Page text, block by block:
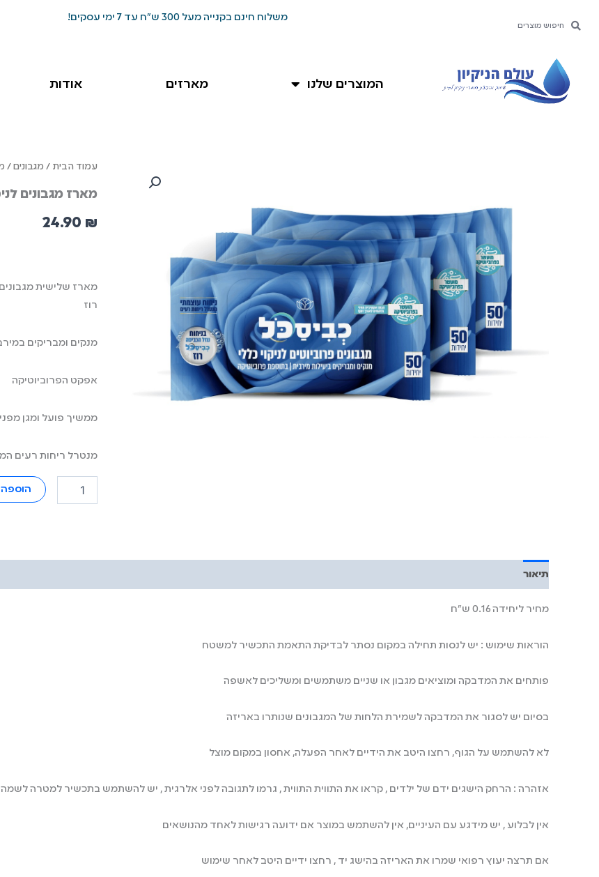
לתוכן
משלוח חינם בקנייה מעל 300 ש"ח עד 7 ימי עסקים!
המוצרים שלנו מארזים אודות
עמוד הבית / מגבונים /
מארז מגבונים
24.90 ₪
רוז
מנקים ומבריקים
אפקט הפרוביוטיקה
ממשיך פועל ומגן
מנטרל ריחות רעים
כמות
מארז
לניקוי
תיאור
מחיר ליחידה 0.16 ש"ח
הוראות שימוש : יש לנסות תחילה במקום נסתר לבדיקת התאמת התכשיר למשטח
פותחים את המדבקה ומוציאים מגבון או שניים משתמשים ומשליכים לאשפה
בסיום יש לסגור את המדבקה לשמירת הלחות של המגבונים שנותרו באריזה
לא להשתמש על הגוף, רחצו היטב את הידיים לאחר הפעלה, אחסון במקום מוצל
אזהרה : הרחק הישגים ידם של ילדים , קראו את התווית התווית , גרמו לתגובה לפני אלרגית , יש להשתמש בתכשיר למטרה
אין לבלוע , יש מידגע עם העיניים, אין להשתמש במוצר אם ידועה רגישות לאחד מהנושאים
אם תרצה יעוץ רפואי שמרו את האריזה בהישג יד , רחצו ידיים היטב לאחר שימוש